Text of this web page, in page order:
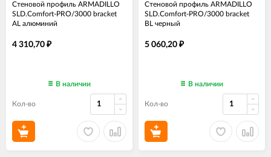
Стеновой профиль ARMADILLO
SLD.Comfort-PRO/3000 bracket
AL алюминий
4 310,70 ₽
В наличии
Кол-во
Стеновой профиль ARMADILLO
SLD.Comfort-PRO/3000 bracket
BL черный
5 060,20 ₽
В наличии
Кол-во